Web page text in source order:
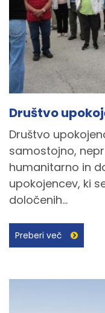
Društvo
Društvo
samostojno,
humanitarno in
upokojencev, ki
določenih...
Preberi več